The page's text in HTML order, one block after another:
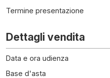
Termine presentazione
Dettagli vendita
Data e ora udienza
Base d'asta